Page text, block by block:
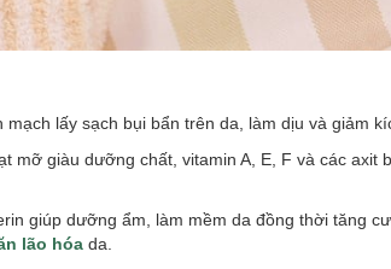
mạch lấy sạch bụi bẩn trên da, làm dịu và giảm
mỡ giàu dưỡng chất, vitamin A, E, F và các axit
giúp dưỡng ẩm, làm mềm da đồng thời tăng
lão hóa da.